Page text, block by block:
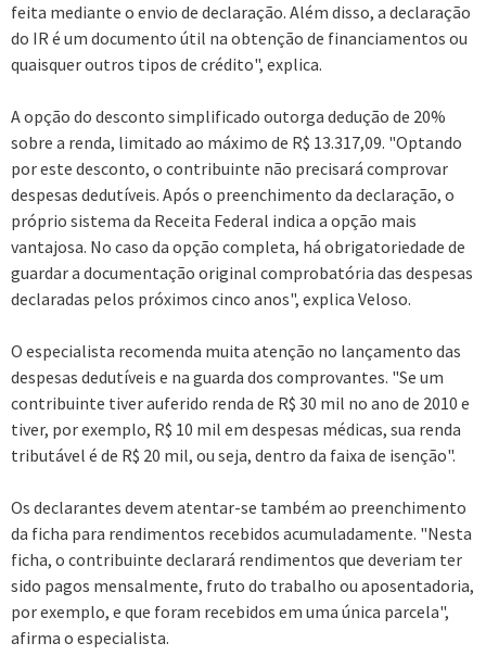
feita mediante o envio de declaração. Além disso, a declaração
do IR é um documento útil na obtenção de financiamentos ou
quaisquer outros tipos de crédito", explica.
A opção do desconto simplificado outorga dedução de 20%
sobre a renda, limitado ao máximo de R$ 13.317,09. "Optando
por este desconto, o contribuinte não precisará comprovar
despesas dedutíveis. Após o preenchimento da declaração, o
próprio sistema da Receita Federal indica a opção mais
vantajosa. No caso da opção completa, há obrigatoriedade de
guardar a documentação original comprobatória das despesas
declaradas pelos próximos cinco anos", explica Veloso.
O especialista recomenda muita atenção no lançamento das
despesas dedutíveis e na guarda dos comprovantes. "Se um
contribuinte tiver auferido renda de R$ 30 mil no ano de 2010 e
tiver, por exemplo, R$ 10 mil em despesas médicas, sua renda
tributável é de R$ 20 mil, ou seja, dentro da faixa de isenção".
Os declarantes devem atentar-se também ao preenchimento
da ficha para rendimentos recebidos acumuladamente. "Nesta
ficha, o contribuinte declarará rendimentos que deveriam ter
sido pagos mensalmente, fruto do trabalho ou aposentadoria,
por exemplo, e que foram recebidos em uma única parcela",
afirma o especialista.